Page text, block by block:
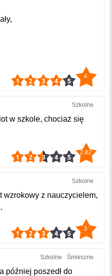
4
Szkolne
w szkole, chociaż się
2.82
Szkolne
wzrokowy z nauczycielem,
3
Szkolne Śmieszne
później poszedł do